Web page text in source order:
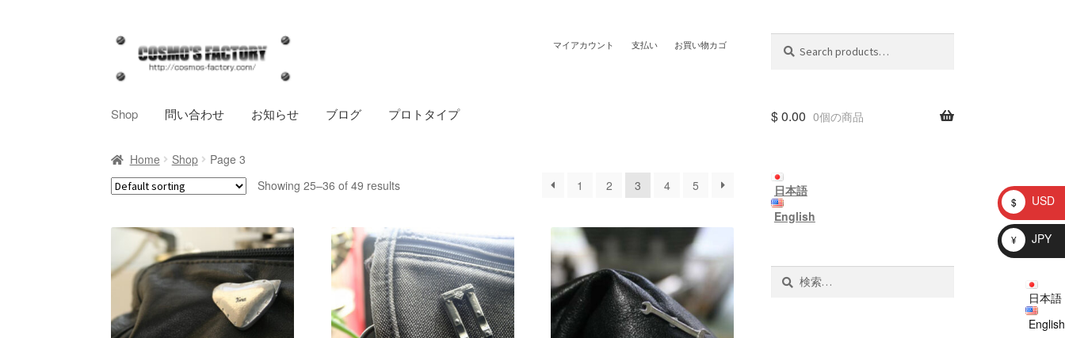
ナ
ゲ
シ
ン
へ
ス
プ
コ
テ
ツ
ス
キ
ッ
マイアカウント 支払い お買い物カゴ
for:
Shop 問い合わせ お知らせ ブログ プロトタイプ $0.00 0個の商品
日本語
English
Home Shop
Page 3
Showing 25–36 of 49 results
1 2 3 4 5
日本語
English
$ USD
¥ JPY